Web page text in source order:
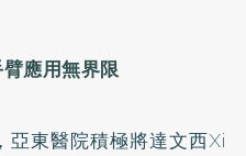
應用無界限
亞東醫院積極將達文西Xi